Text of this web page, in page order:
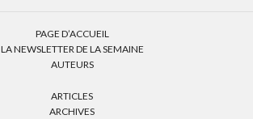
PAGE D’ACCUEIL
LA NEWSLETTER DE LA SEMAINE
AUTEURS
ARTICLES
ARCHIVES